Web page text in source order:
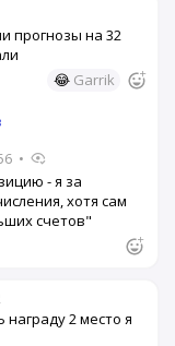
прогнозы на 32
😂 Garrik
•
- я за
хотя сам
счетов"
2 место я